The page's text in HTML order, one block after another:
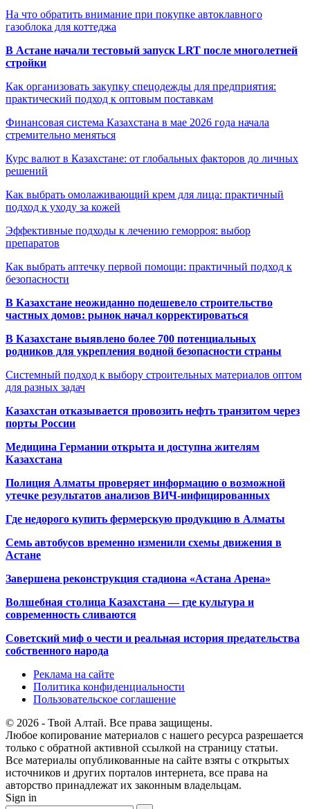
На что обратить внимание при покупке автоклавного
газоблока для коттеджа
В Астане начали тестовый запуск LRT после многолетней
стройки
Как организовать закупку спецодежды для предприятия:
практический подход к оптовым поставкам
Финансовая система Казахстана в мае 2026 года начала
стремительно меняться
Курс валют в Казахстане: от глобальных факторов до личных
решений
Как выбрать омолаживающий крем для лица: практичный
подход к уходу за кожей
Эффективные подходы к лечению геморроя: выбор
препаратов
Как выбрать аптечку первой помощи: практичный подход к
безопасности
В Казахстане неожиданно подешевело строительство
частных домов: рынок начал корректироваться
В Казахстане выявлено более 700 потенциальных
родников для укрепления водной безопасности страны
Системный подход к выбору строительных материалов оптом
для разных задач
Казахстан отказывается провозить нефть транзитом через
порты России
Медицина Германии открыта и доступна жителям
Казахстана
Полиция Алматы проверяет информацию о возможной
утечке результатов анализов ВИЧ-инфицированных
Где недорого купить фермерскую продукцию в Алматы
Семь автобусов временно изменили схемы движения в
Астане
Завершена реконструкция стадиона «Астана Арена»
Волшебная столица Казахстана — где культура и
современность сливаются
Советский миф о чести и реальная история предательства
собственного народа
Реклама на сайте
Политика конфиденциальности
Пользовательское соглашение
© 2026 - Твой Алтай. Все права защищены.
Любое копирование материалов с нашего ресурса разрешается
только с обратной активной ссылкой на страницу статьи.
Все материалы опубликованные на сайте взяты с открытых
источников и других порталов интернета, все права на
авторство принадлежат их законным владельцам.
Sign in